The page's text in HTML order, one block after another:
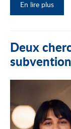
En lire plus
Deux